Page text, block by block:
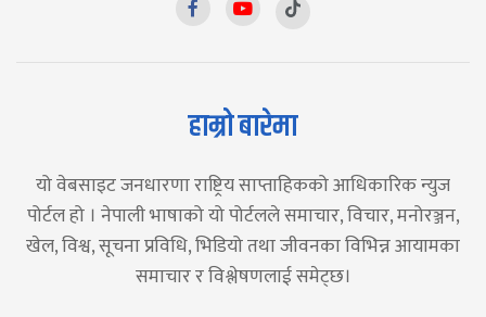
हाम्रो बारेमा
यो वेबसाइट जनधारणा राष्ट्रिय साप्ताहिकको आधिकारिक न्युज
पोर्टल हो । नेपाली भाषाको यो पोर्टलले समाचार, विचार, मनोरञ्जन,
खेल, विश्व, सूचना प्रविधि, भिडियो तथा जीवनका विभिन्न आयामका
समाचार र विश्लेषणलाई समेट्छ।